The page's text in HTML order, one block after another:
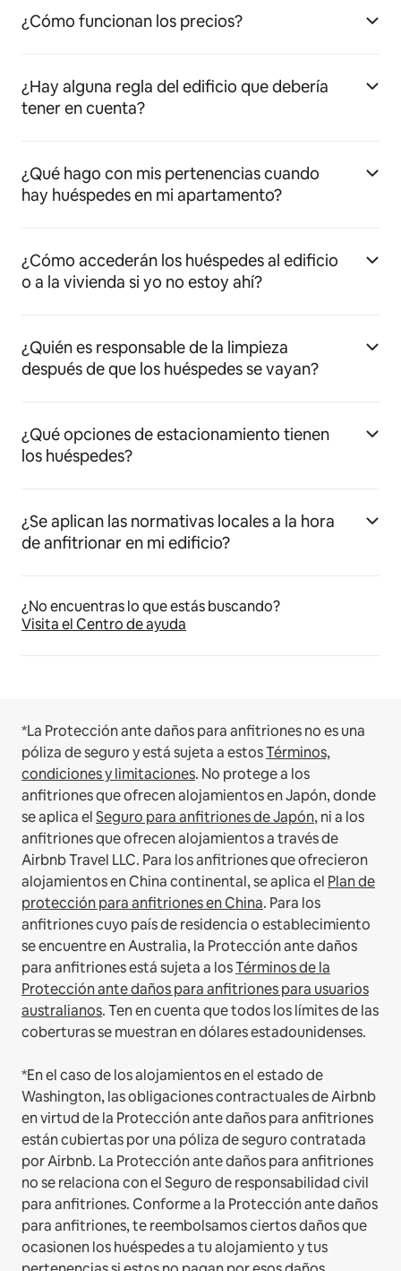
¿Cómo funcionan los precios?
¿Hay alguna regla del edificio que debería
tener en cuenta?
¿Qué hago con mis pertenencias cuando
hay huéspedes en mi apartamento?
¿Cómo accederán los huéspedes al edificio
o a la vivienda si yo no estoy ahí?
¿Quién es responsable de la limpieza
después de que los huéspedes se vayan?
¿Qué opciones de estacionamiento tienen
los huéspedes?
¿Se aplican las normativas locales a la hora
de anfitrionar en mi edificio?
¿No encuentras lo que estás buscando?
Visita el Centro de ayuda
*La Protección ante daños para anfitriones no es una
póliza de seguro y está sujeta a estosTérminos,
condiciones y limitaciones. No protege a los
anfitriones que ofrecen alojamientos en Japón, donde
se aplica elSeguro para anfitriones de Japón, ni a los
anfitriones que ofrecen alojamientos a través de
Airbnb Travel LLC. Para los anfitriones que ofrecieron
alojamientos en China continental, se aplica el Plan de
protección para anfitriones en China. Para los
anfitriones cuyo país de residencia o establecimiento
se encuentre en Australia, la Protección ante daños
para anfitriones está sujeta a losTérminos de la
Protección ante daños para anfitriones para usuarios
australianos. Ten en cuenta que todos los límites de las
coberturas se muestran en dólares estadounidenses.
*En el caso de los alojamientos en el estado de
Washington, las obligaciones contractuales de Airbnb
en virtud de la Protección ante daños para anfitriones
están cubiertas por una póliza de seguro contratada
por Airbnb. La Protección ante daños para anfitriones
no se relaciona con el Seguro de responsabilidad civil
para anfitriones. Conforme a la Protección ante daños
para anfitriones, te reembolsamos ciertos daños que
ocasionen los huéspedes a tu alojamiento y tus